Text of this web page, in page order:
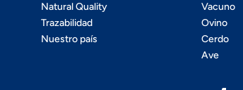
Natural Quality
Trazabilidad
Nuestro país
Vacuno
Ovino
Cerdo
Ave